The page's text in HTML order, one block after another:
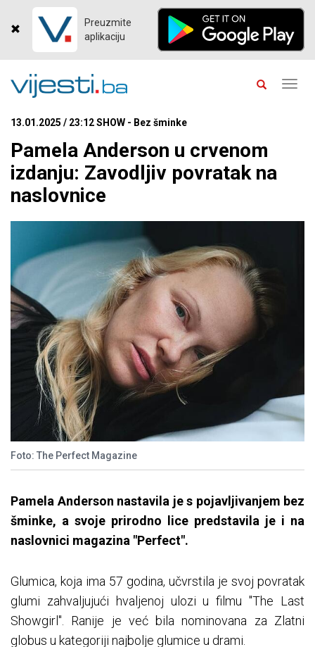
Preuzmite
aplikaciju
13.01.2025 / 23:12 SHOW - Bez šminke
Pamela Anderson u crvenom
izdanju: Zavodljiv povratak na
naslovnice
Foto: The Perfect Magazine
Pamela Anderson nastavila je s pojavljivanjem bez
šminke, a svoje prirodno lice predstavila je i na
naslovnici magazina "Perfect".
Glumica, koja ima 57 godina, učvrstila je svoj povratak
glumi zahvaljujući hvaljenoj ulozi u filmu "The Last
Showgirl". Ranije je već bila nominovana za Zlatni
globus u kategoriji najbolje glumice u drami.